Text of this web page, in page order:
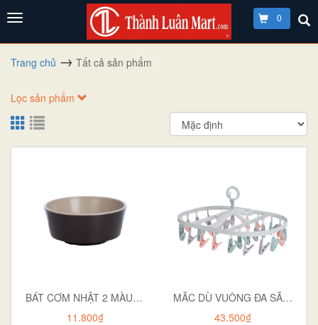
0
Trang chủ Tất cả sản phẩm
Lọc sản phẩm
BÁT CƠM NHẬT 2 MÀU 6864
11.800₫
MẮC DÙ VUÔNG ĐA SẮC 24 KẸP 2799
43.500₫